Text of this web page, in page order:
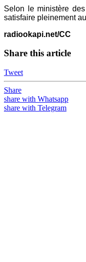
Selon le ministère
satisfaire pleinement
radiookapi.net/CC
Share this article
Tweet
Share
share with Whatsapp
share with Telegram